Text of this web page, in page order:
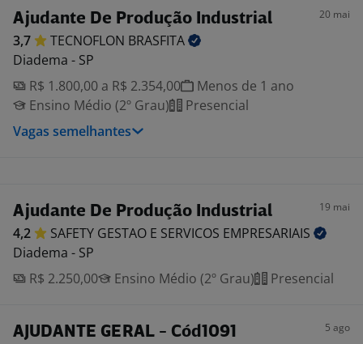
Ajudante De Produção Industrial 20 mai
3,7 TECNOFLON BRASFITA
Diadema - SP
R$ 1.800,00 a R$ 2.354,00
Menos de 1 ano
Ensino Médio (2º Grau)
Presencial
Vagas semelhantes
Ajudante De Produção Industrial 19 mai
4,2 SAFETY GESTAO E SERVICOS EMPRESARIAIS
Diadema - SP
R$ 2.250,00
Ensino Médio (2º Grau) Presencial
AJUDANTE GERAL - Cód1091 5 ago